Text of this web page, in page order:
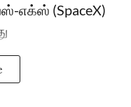
எக்ஸ் (SpaceX)